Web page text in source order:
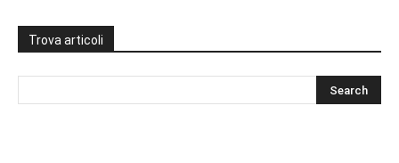
Trova articoli